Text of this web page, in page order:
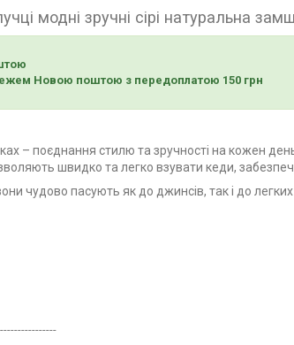
модні зручні сірі натуральна
Новою поштою з передоплатою 150 грн
– поєднання стилю та зручності на кожен
швидко та легко взувати кеди,
чудово пасують як до джинсів, так і до